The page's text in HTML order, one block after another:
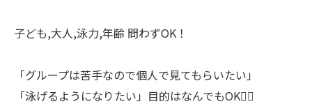
子ども,大人,泳力,年齢 問わずOK！
「グループは苦手なので個人で見てもらいたい」
「泳げるようになりたい」目的はなんでもOK🙆‍♂️